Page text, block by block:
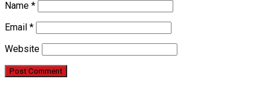
Name *
Email *
Website